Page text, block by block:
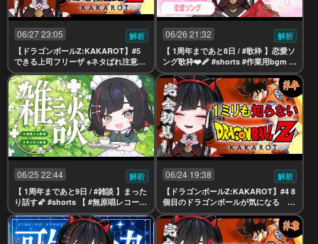
06/27 23:05
解析
【ドラゴンボールZ:KAKAROT】#5
できる上司フリーザ ※ネタばれ注意【
#無原唱レコード / #朱名 】
06/26 21:32
解析
【 1周年まであと8日 / #歌枠 】恋愛ソ
ング歌枠❤️‍🩹 #shorts #作業用bgm #
karaoke【 #無原唱レコード / #朱名 】
06/25 22:44
解析
【 1周年まであと9日 / #雑談 】まった
り話す🌠 #shorts 【 #無原唱レコード
/ #朱名 】
06/24 19:38
解析
【ドラゴンボールZ:KAKAROT】#4 8
個目のドラゴンボールが気になる ※
ネタばれ注意【 #無原唱レコード / #朱
名 】